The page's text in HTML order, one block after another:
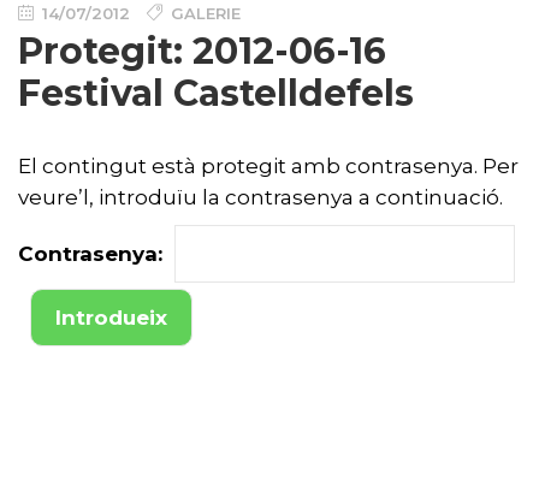
14/07/2012 GALERIE
Protegit: 2012-06-16
Festival Castelldefels
El contingut està protegit amb contrasenya. Per
veure’l, introduïu la contrasenya a continuació.
Contrasenya: